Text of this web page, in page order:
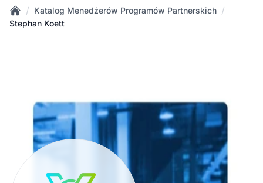
Home
/ Katalog Menedżerów Programów Partnerskich /
Stephan Koett